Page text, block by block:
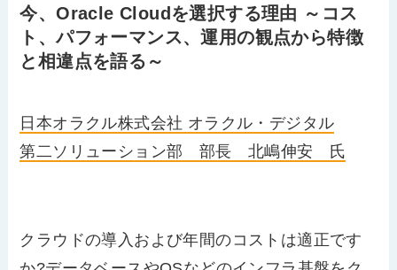
今、Oracle Cloudを選択する理由 ～コス
ト、パフォーマンス、運用の観点から特徴
と相違点を語る～
日本オラクル株式会社 オラクル・デジタル
第二ソリューション部 部長 北嶋伸安 氏
クラウドの導入および年間のコストは適正です